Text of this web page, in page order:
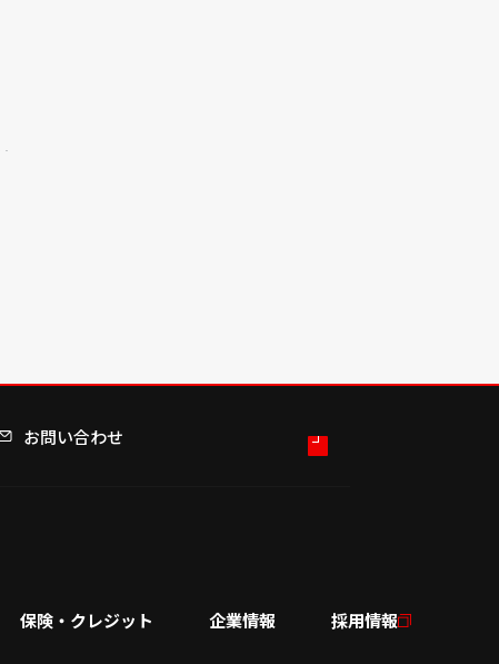
お問い合わせ
保険・クレジット 企業情報 採用情報